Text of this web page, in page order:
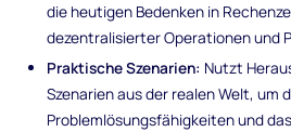
die heutigen Bedenken in
dezentralisierter Operationen und
Praktische Szenarien: Nutzt
Szenarien aus der realen Welt, um
Problemlösungsfähigkeiten und